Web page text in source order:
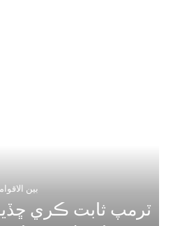
بين
ٽرمپ ثابت ڪري ڇڏيو